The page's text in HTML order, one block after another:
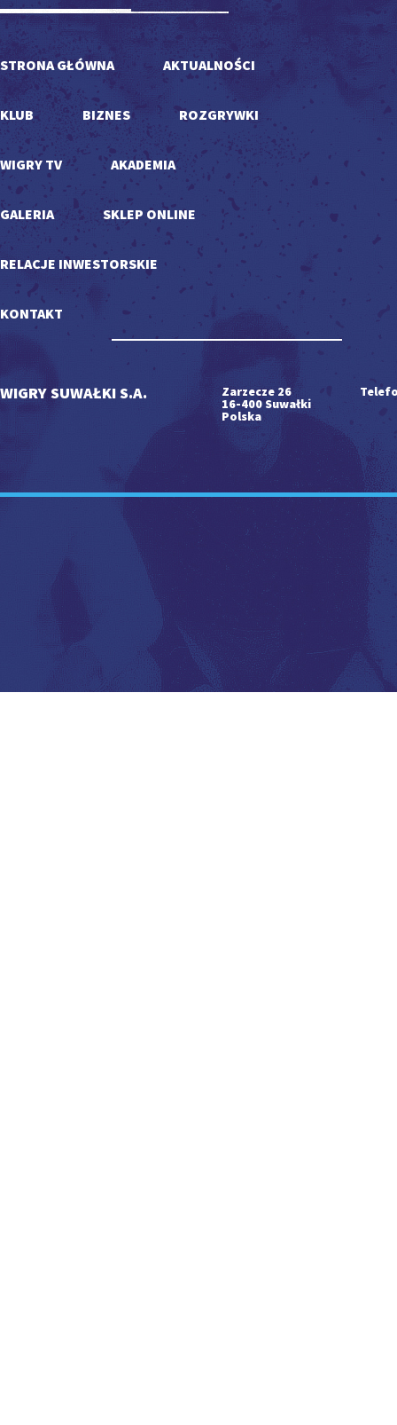
STRONA GŁÓWNA AKTUALNOŚCI
KLUB BIZNES ROZGRYWKI
WIGRY TV AKADEMIA
GALERIA SKLEP ONLINE
RELACJE INWESTORSKIE
KONTAKT
WIGRY SUWAŁKI S.A. Zarzecze 26
16-400 Suwałki
Polska